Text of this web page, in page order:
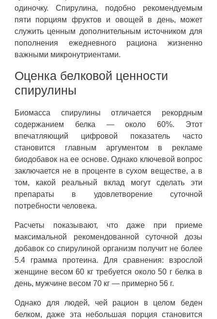
одиночку. Спирулина, подобно рекомендуемым
пяти порциям фруктов и овощей в день, может
служить ценным дополнительным источником для
пополнения ежедневного рациона жизненно
важными микронутриентами.
Оценка белковой ценности
спирулины
Биомасса спирулины отличается рекордным
содержанием белка — около 60%. Этот
впечатляющий цифровой показатель часто
становится главным аргументом в рекламе
биодобавок на ее основе. Однако ключевой вопрос
заключается не в проценте в сухом веществе, а в
том, какой реальный вклад могут сделать эти
препараты в удовлетворение суточной
потребности человека.
Расчеты показывают, что даже при приеме
максимальной рекомендованной суточной дозы
добавок со спирулиной организм получит не более
5.4 грамма протеина. Для сравнения: взрослой
женщине весом 60 кг требуется около 50 г белка в
день, мужчине весом 70 кг — примерно 56 г.
Однако для людей, чей рацион в целом беден
белком, даже эта небольшая порция становится